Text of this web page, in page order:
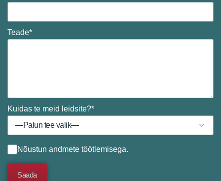
Teade*
Kuidas te meid leidsite?*
Nõustun andmete töötlemisega.